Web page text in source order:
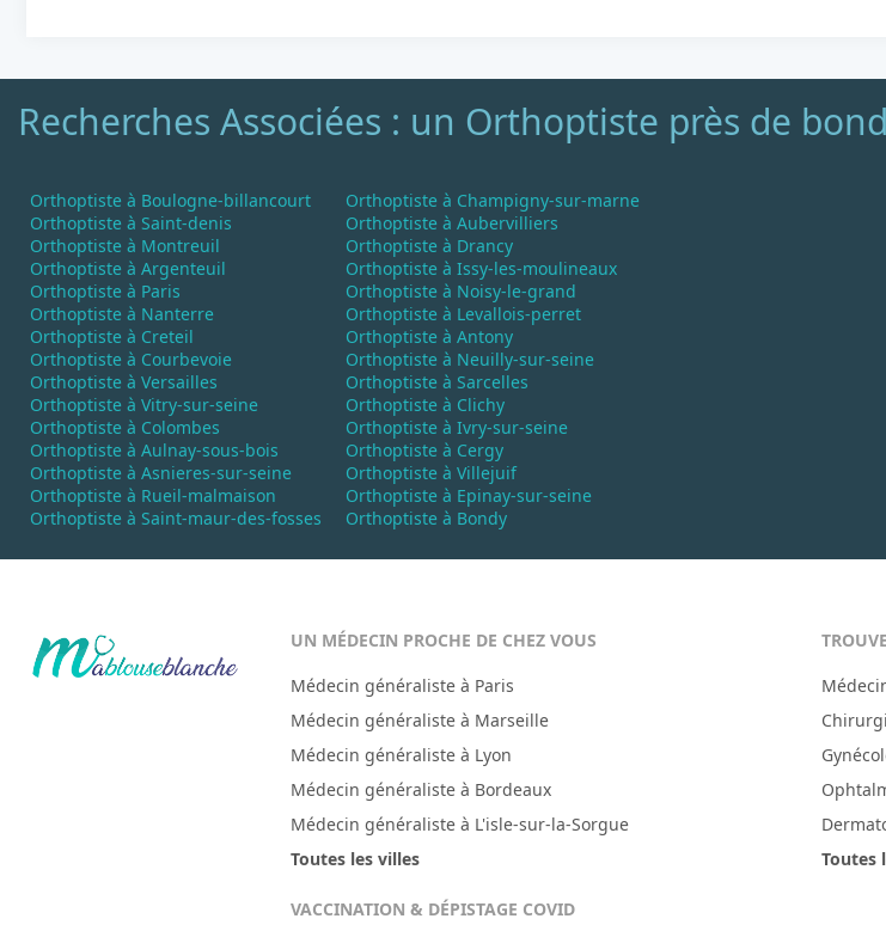
Recherches Associées : un Orthoptiste près de
Orthoptiste à Boulogne-billancourt
Orthoptiste à Saint-denis
Orthoptiste à Montreuil
Orthoptiste à Argenteuil
Orthoptiste à Paris
Orthoptiste à Nanterre
Orthoptiste à Creteil
Orthoptiste à Courbevoie
Orthoptiste à Versailles
Orthoptiste à Vitry-sur-seine
Orthoptiste à Colombes
Orthoptiste à Aulnay-sous-bois
Orthoptiste à Asnieres-sur-seine
Orthoptiste à Rueil-malmaison
Orthoptiste à Saint-maur-des-fosses
Orthoptiste à Champigny-sur-marne
Orthoptiste à Aubervilliers
Orthoptiste à Drancy
Orthoptiste à Issy-les-moulineaux
Orthoptiste à Noisy-le-grand
Orthoptiste à Levallois-perret
Orthoptiste à Antony
Orthoptiste à Neuilly-sur-seine
Orthoptiste à Sarcelles
Orthoptiste à Clichy
Orthoptiste à Ivry-sur-seine
Orthoptiste à Cergy
Orthoptiste à Villejuif
Orthoptiste à Epinay-sur-seine
Orthoptiste à Bondy
UN MÉDECIN PROCHE DE CHEZ VOUS
Médecin généraliste à Paris
Médecin généraliste à Marseille
Médecin généraliste à Lyon
Médecin généraliste à Bordeaux
Médecin généraliste à L'isle-sur-la-Sorgue
Toutes les villes
VACCINATION & DÉPISTAGE COVID
Toutes